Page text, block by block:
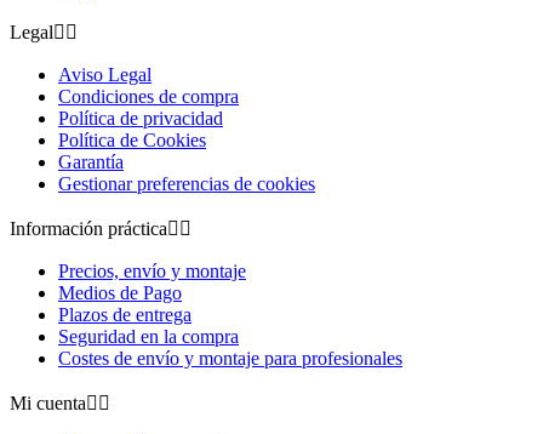
Legal 
Aviso Legal
Condiciones de compra
Política de privacidad
Política de Cookies
Garantía
Gestionar preferencias de cookies
Información práctica 
Precios, envío y montaje
Medios de Pago
Plazos de entrega
Seguridad en la compra
Costes de envío y montaje para profesionales
Mi cuenta 